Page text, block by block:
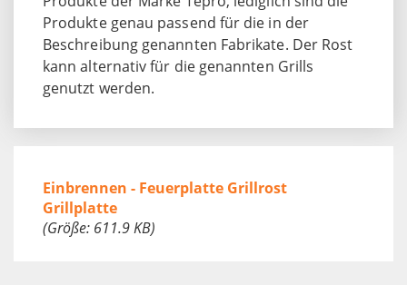
Produkte genau passend für die in der
Beschreibung genannten Fabrikate. Der Rost
kann alternativ für die genannten Grills
genutzt werden.
Einbrennen - Feuerplatte Grillrost
Grillplatte
(Größe: 611.9 KB)